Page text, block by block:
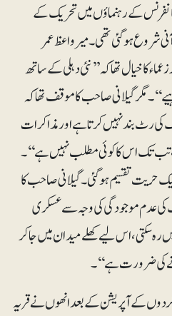
کے رہنماؤں میں تحریک کے
شروع ہوگئی تھی۔ میر واعظ عمر
کا خیال تھا کہ ’’نئی دہلی کے ساتھ
گیلانی صاحب کا موقف تھا کہ
رٹ بند نہیں کرتا ہے اور مذاکرات
تب تک اس کا کوئی مطلب نہیں ہے‘‘۔
حریت تقسیم ہوگئی۔ گیلانی صاحب کا
کی عدم موجودگی کی وجہ سے عسکری
رہ سکتی، اس لیے کھلے میدان میں جاکر
کی ضرورت ہے‘‘۔
گردوں کے آپریشن کے بعد انھوں نے قریہ